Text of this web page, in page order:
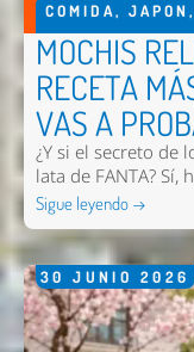
COMIDA, JAPON ,
MOCHIS
RECETA
VAS A
¿Y si el secreto de
lata de FANTA? Sí,
Sigue leyendo →
30 JUNIO 2026